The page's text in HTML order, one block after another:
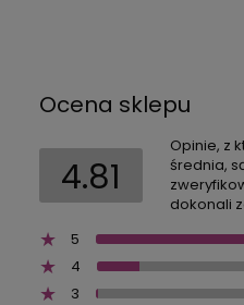
Ocena sklepu
4.81
Opinie, z
średnia,
dokonali
5
4
3